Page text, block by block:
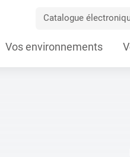
Catalogue
Navigation
Vos environnements